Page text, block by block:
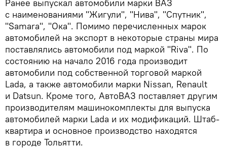
Ранее выпускал автомобили марки ВАЗ
с наименованиями "Жигули", "Нива", "Спутник",
"Samara", "Ока". Помимо перечисленных марок
автомобилей на экспорт в некоторые страны мира
поставлялись автомобили под маркой "Riva". По
состоянию на начало 2016 года производит
автомобили под собственной торговой маркой
Lada, а также автомобили марки Nissan, Renault
и Datsun. Кроме того, АвтоВАЗ поставляет другим
производителям машинокомплекты для выпуска
автомобилей марки Lada и их модификаций. Штаб-
квартира и основное производство находятся
в городе Тольятти.